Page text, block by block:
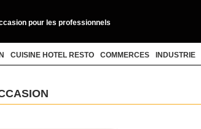
pour les professionnels
CUISINE HOTEL RESTO COMMERCES INDUSTRIE